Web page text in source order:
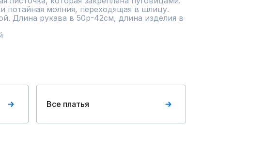
потайная молния, переходящая в шлицу.
Длина рукава в 50р-42см, длина изделия в
Все платья